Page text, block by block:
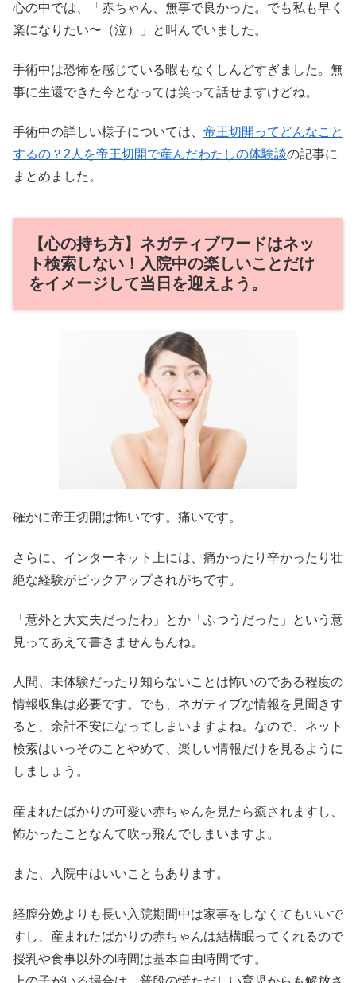
心の中では、「赤ちゃん、無事で良かった。でも私も早く
楽になりたい〜（泣）」と叫んでいました。
手術中は恐怖を感じている暇もなくしんどすぎました。無
事に生還できた今となっては笑って話せますけどね。
手術中の詳しい様子については、 帝王切開ってどんなこと
するの？2人を帝王切開で産んだわたしの体験談の記事に
まとめました。
【心の持ち方】ネガティブワードはネッ
ト検索しない！入院中の楽しいことだけ
をイメージして当日を迎えよう。
確かに帝王切開は怖いです。痛いです。
さらに、インターネット上には、痛かったり辛かったり壮
絶な経験がピックアップされがちです。
「意外と大丈夫だったわ」とか「ふつうだった」という意
見ってあえて書きませんもんね。
人間、未体験だったり知らないことは怖いのである程度の
情報収集は必要です。でも、ネガティブな情報を見聞きす
ると、余計不安になってしまいますよね。なので、ネット
検索はいっそのことやめて、楽しい情報だけを見るように
しましょう。
産まれたばかりの可愛い赤ちゃんを見たら癒されますし、
怖かったことなんて吹っ飛んでしまいますよ。
また、入院中はいいこともあります。
経膣分娩よりも長い入院期間中は家事をしなくてもいいで
すし、産まれたばかりの赤ちゃんは結構眠ってくれるので
授乳や食事以外の時間は基本自由時間です。